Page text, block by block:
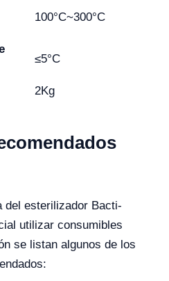
100°C~300°C
≤5°C
2Kg
del esterilizador Bacti-
utilizar consumibles
se listan algunos de los